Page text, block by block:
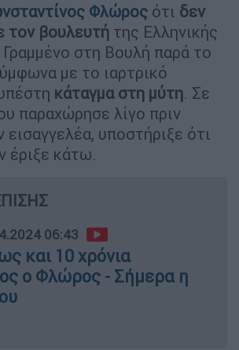
Φλώρος ότι δεν
τον βουλευτή της Ελληνικής
στη Βουλή παρά το
με το ιαρτρικό
κάταγμα στη μύτη. Σε
παραχώρησε λίγο πριν
εισαγγελέα, υποστήριξε ότι
έριξε κάτω.
06:43
και 10 χρόνια
ο Φλώρος - Σήμερα η